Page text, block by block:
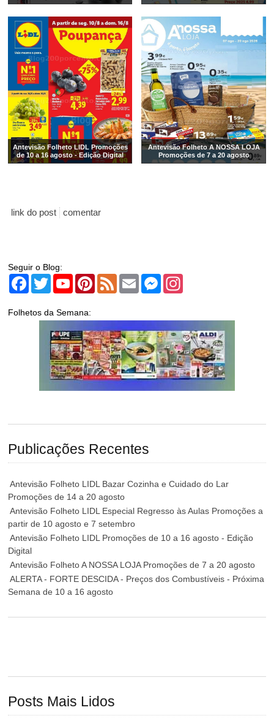
Antevisão Folheto LIDL Promoções
de 10 a 16 agosto - Edição Digital
Antevisão Folheto A NOSSA LOJA
Promoções de 7 a 20 agosto
link do post comentar
Seguir o Blog:
Facebook
TwitterYouTubePinterest
Feed Email Messenger
Folhetos da Semana:
Publicações Recentes
Antevisão Folheto LIDL Bazar Cozinha e Cuidado do Lar
Promoções de 14 a 20 agosto
Antevisão Folheto LIDL Especial Regresso às Aulas Promoções a
partir de 10 agosto e 7 setembro
Antevisão Folheto LIDL Promoções de 10 a 16 agosto - Edição
Digital
Antevisão Folheto A NOSSA LOJA Promoções de 7 a 20 agosto
ALERTA - FORTE DESCIDA - Preços dos Combustíveis - Próxima
Semana de 10 a 16 agosto
Posts Mais Lidos